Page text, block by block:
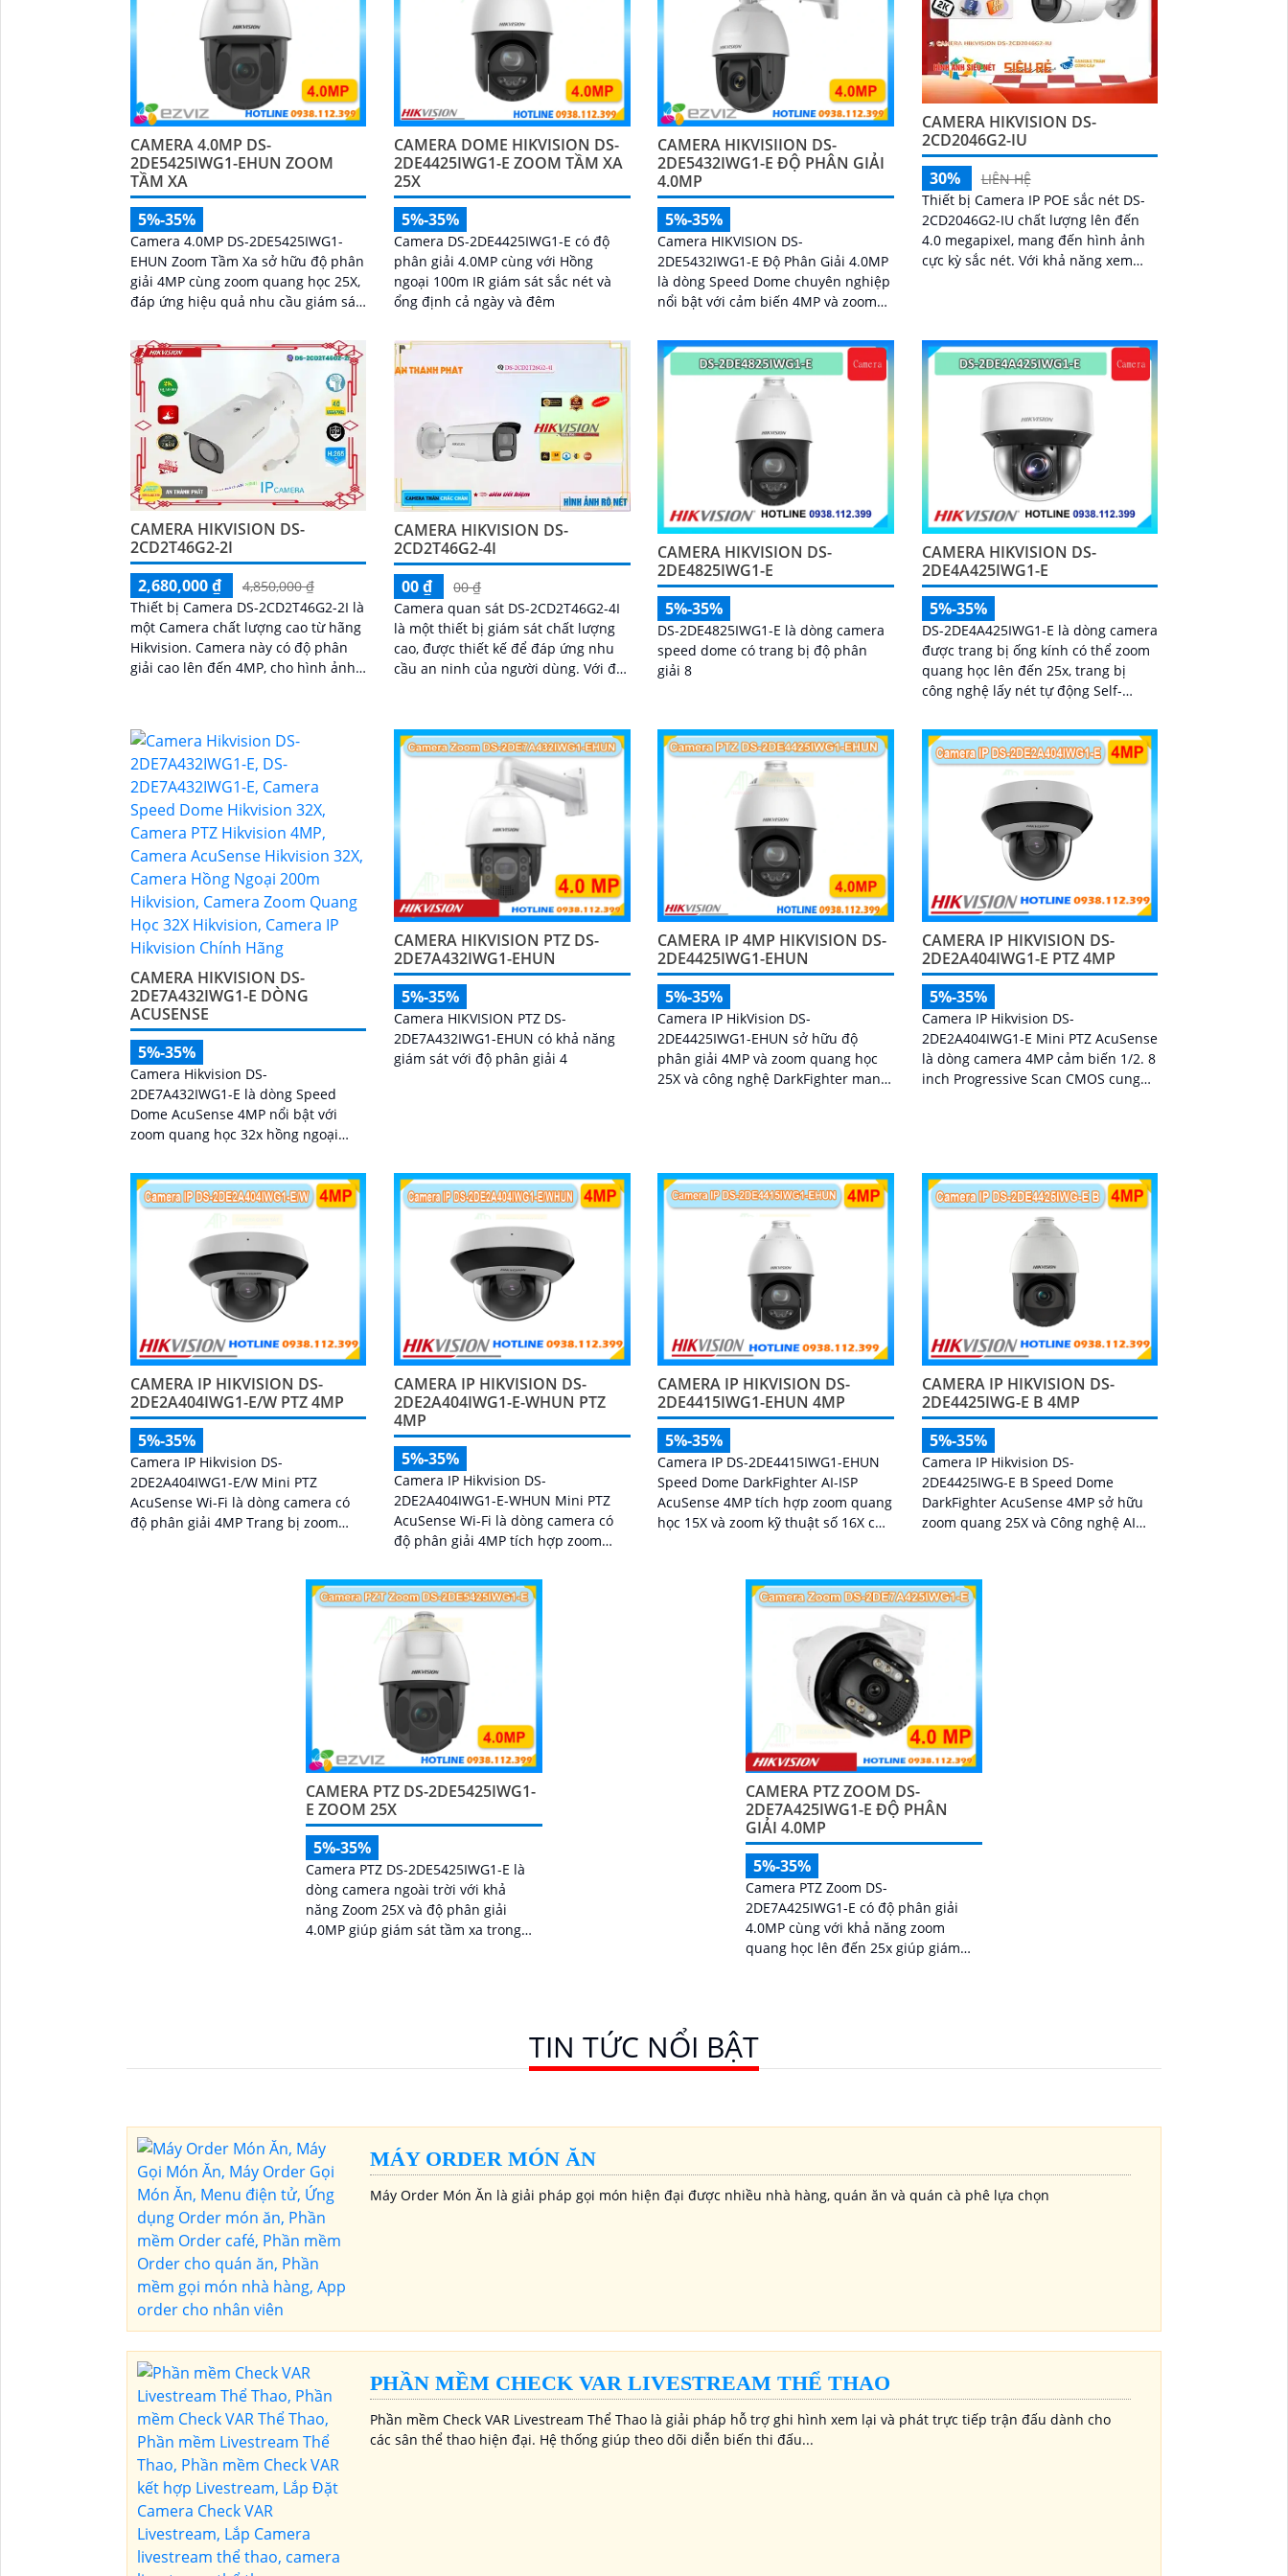
CAMERA 4.0MP DS-
2DE5425IWG1-EHUN ZOOM
TẦM XA
5%-35%
Camera 4.0MP DS-2DE5425IWG1-
EHUN Zoom Tầm Xa sở hữu độ phân
giải 4MP cùng zoom quang học 25X,
đáp ứng hiệu quả nhu cầu giám sát
CAMERA DOME HIKVISION DS-
2DE4425IWG1-E ZOOM TẦM XA
25X
5%-35%
Camera DS-2DE4425IWG1-E có độ
phân giải 4.0MP cùng với Hồng
ngoại 100m IR giám sát sắc nét và
ổng định cả ngày và đêm
CAMERA HIKVISIION DS-
2DE5432IWG1-E ĐỘ PHÂN GIẢI
4.0MP
5%-35%
Camera HIKVISION DS-
2DE5432IWG1-E Độ Phân Giải 4.0MP
là dòng Speed Dome chuyên nghiệp
nổi bật với cảm biến 4MP và zoom
tiết ở khoảng cách xa
CAMERA HIKVISION DS-
2CD2046G2-IU
30%
LIÊN HỆ
Thiết bị Camera IP POE sắc nét DS-
2CD2046G2-IU chất lượng lên đến
4.0 megapixel, mang đến hình ảnh
cực kỳ sắc nét. Với khả năng xem
CAMERA HIKVISION DS-
2CD2T46G2-2I
2,680,000 ₫
4,850,000 ₫
Thiết bị Camera DS-2CD2T46G2-2I là
một Camera chất lượng cao từ hãng
Hikvision. Camera này có độ phân
giải cao lên đến 4MP, cho hình ảnh
CAMERA HIKVISION DS-
2CD2T46G2-4I
00 ₫
00 ₫
Camera quan sát DS-2CD2T46G2-4I
là một thiết bị giám sát chất lượng
cao, được thiết kế để đáp ứng nhu
cầu an ninh của người dùng. Với độ
CAMERA HIKVISION DS-
2DE4825IWG1-E
5%-35%
DS-2DE4825IWG1-E là dòng camera
speed dome có trang bị độ phân
giải 8
CAMERA HIKVISION DS-
2DE4A425IWG1-E
5%-35%
DS-2DE4A425IWG1-E là dòng camera
được trang bị ống kính có thể zoom
quang học lên đến 25x, trang bị
công nghệ lấy nét tự động Self-
diện chính xác tích hợp AcuSearch
khi kết hợp chung với đầu ghi hình,
nhìn ban đêm bằng hồng ngoại 50m
CAMERA HIKVISION DS-
2DE7A432IWG1-E DÒNG
ACUSENSE
5%-35%
Camera Hikvision DS-
2DE7A432IWG1-E là dòng Speed
Dome AcuSense 4MP nổi bật với
zoom quang học 32x hồng ngoại
hình ảnh rõ nét ngày đêm
CAMERA HIKVISION PTZ DS-
2DE7A432IWG1-EHUN
5%-35%
Camera HIKVISION PTZ DS-
2DE7A432IWG1-EHUN có khả năng
giám sát với độ phân giải 4
CAMERA IP 4MP HIKVISION DS-
2DE4425IWG1-EHUN
5%-35%
Camera IP HikVision DS-
2DE4425IWG1-EHUN sở hữu độ
phân giải 4MP và zoom quang học
25X và công nghệ DarkFighter mang
CAMERA IP HIKVISION DS-
2DE2A404IWG1-E PTZ 4MP
5%-35%
Camera IP Hikvision DS-
2DE2A404IWG1-E Mini PTZ AcuSense
là dòng camera 4MP cảm biến 1/2. 8
inch Progressive Scan CMOS cung
CAMERA IP HIKVISION DS-
2DE2A404IWG1-E/W PTZ 4MP
5%-35%
Camera IP Hikvision DS-
2DE2A404IWG1-E/W Mini PTZ
AcuSense Wi-Fi là dòng camera có
độ phân giải 4MP Trang bị zoom
CAMERA IP HIKVISION DS-
2DE2A404IWG1-E-WHUN PTZ
4MP
5%-35%
Camera IP Hikvision DS-
2DE2A404IWG1-E-WHUN Mini PTZ
AcuSense Wi-Fi là dòng camera có
độ phân giải 4MP tích hợp zoom
phương tiện, đàm thoại hai chiều,
hồng ngoại 20m cùng khả năng kết
nối không dây linh hoạt cho hệ
thống giám sát hiện đại
CAMERA IP HIKVISION DS-
2DE4415IWG1-EHUN 4MP
5%-35%
Camera IP DS-2DE4415IWG1-EHUN
Speed Dome DarkFighter AI-ISP
AcuSense 4MP tích hợp zoom quang
học 15X và zoom kỹ thuật số 16X cho
người và phương tiện hỗ trợ chụp
đồng thời tối đa 5 khuôn mặt
CAMERA IP HIKVISION DS-
2DE4425IWG-E B 4MP
5%-35%
Camera IP Hikvision DS-
2DE4425IWG-E B Speed Dome
DarkFighter AcuSense 4MP sở hữu
zoom quang 25X và Công nghệ AI
khuôn mặt cùng 1 thời điểm
CAMERA PTZ DS-2DE5425IWG1-
E ZOOM 25X
5%-35%
Camera PTZ DS-2DE5425IWG1-E là
dòng camera ngoài trời với khả
năng Zoom 25X và độ phân giải
4.0MP giúp giám sát tầm xa trong
CAMERA PTZ ZOOM DS-
2DE7A425IWG1-E ĐỘ PHÂN
GIẢI 4.0MP
5%-35%
Camera PTZ Zoom DS-
2DE7A425IWG1-E có độ phân giải
4.0MP cùng với khả năng zoom
quang học lên đến 25x giúp giám
TIN TỨC NỔI BẬT
MÁY ORDER MÓN ĂN
Máy Order Món Ăn là giải pháp gọi món hiện đại được nhiều nhà hàng, quán ăn và quán cà phê lựa chọn
PHẦN MỀM CHECK VAR LIVESTREAM THỂ THAO
Phần mềm Check VAR Livestream Thể Thao là giải pháp hỗ trợ ghi hình xem lại và phát trực tiếp trận đấu dành cho
các sân thể thao hiện đại. Hệ thống giúp theo dõi diễn biến thi đấu...